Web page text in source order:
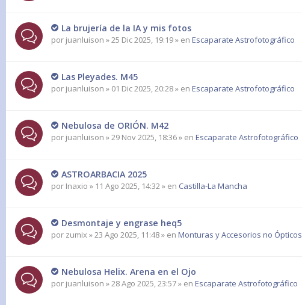
La brujería de la IA y mis fotos
por juanluison » 25 Dic 2025, 19:19 » en Escaparate Astrofotográfico
Las Pleyades. M45
por juanluison » 01 Dic 2025, 20:28 » en Escaparate Astrofotográfico
Nebulosa de ORIÓN. M42
por juanluison » 29 Nov 2025, 18:36 » en Escaparate Astrofotográfico
ASTROARBACIA 2025
por Inaxio » 11 Ago 2025, 14:32 » en Castilla-La Mancha
Desmontaje y engrase heq5
por zumix» 23 Ago 2025, 11:48 » en Monturas y Accesorios no Ópticos
Nebulosa Helix. Arena en el Ojo
por juanluison » 28 Ago 2025, 23:57 » en Escaparate Astrofotográfico